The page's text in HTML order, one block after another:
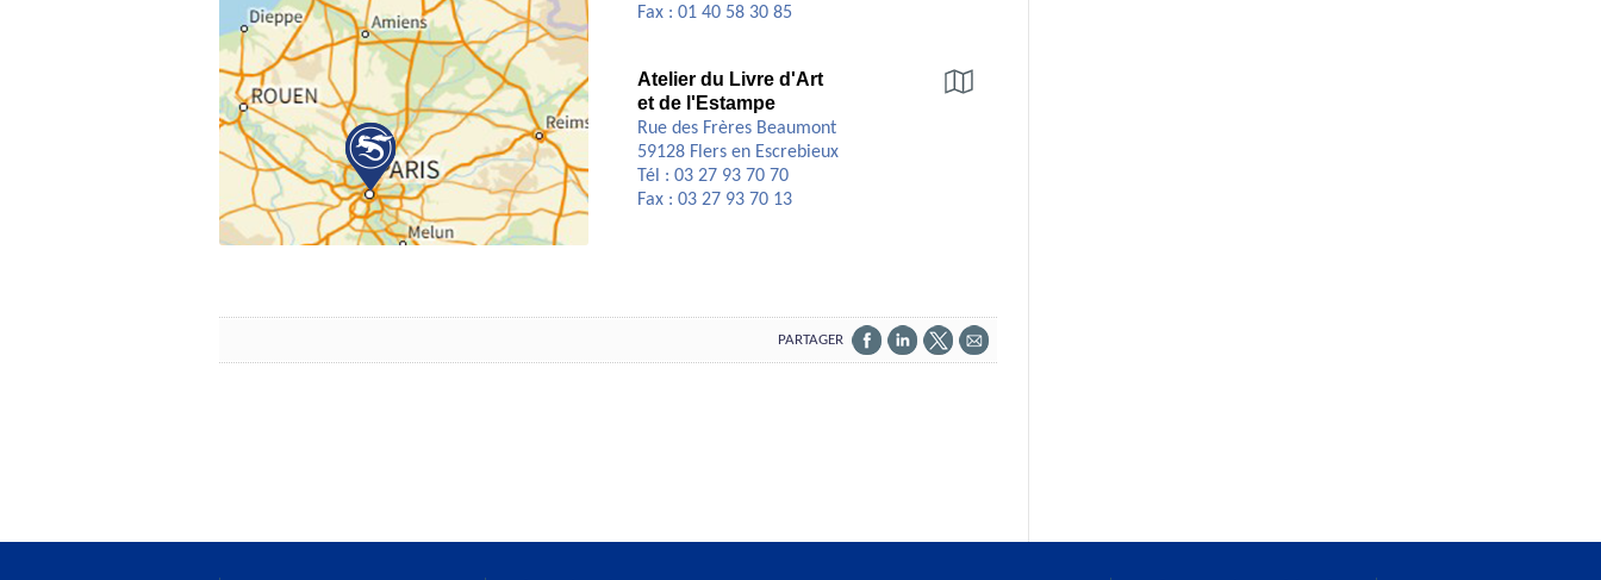
Fax : 01 40 58 30 85
Atelier du Livre d'Art
et de l'Estampe
Rue des Frères Beaumont
59128 Flers en Escrebieux
Tél : 03 27 93 70 70
Fax : 03 27 93 70 13
PARTAGER
PARTAGERPARTAGERPARTAGERPARTAGER